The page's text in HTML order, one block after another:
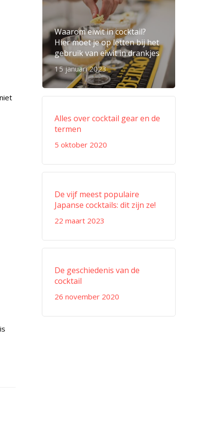
Waarom eiwit in cocktail?
Hier moet je op letten bij het
gebruik van eiwit in drankjes
15 januari 2023
Alles over cocktail gear en de
termen
5 oktober 2020
De vijf meest populaire
Japanse cocktails: dit zijn ze!
22 maart 2023
De geschiedenis van de
cocktail
26 november 2020